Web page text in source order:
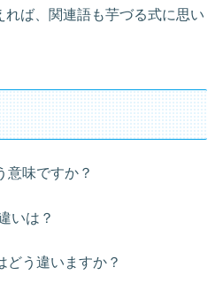
ば、関連語も芋づる式に思い
意味ですか？
いは？
どう違いますか？